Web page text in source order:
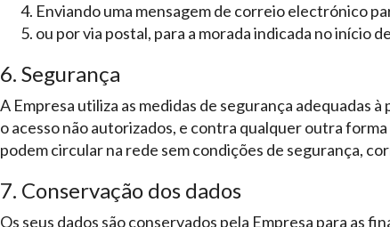
Enviando uma mensagem de correio electrónico
ou por via postal, para a morada indicada no início
6. Segurança
A Empresa utiliza as medidas de segurança adequadas
o acesso não autorizados, e contra qualquer outra
podem circular na rede sem condições de segurança,
7. Conservação dos dados
Os seus dados são conservados pela Empresa para as